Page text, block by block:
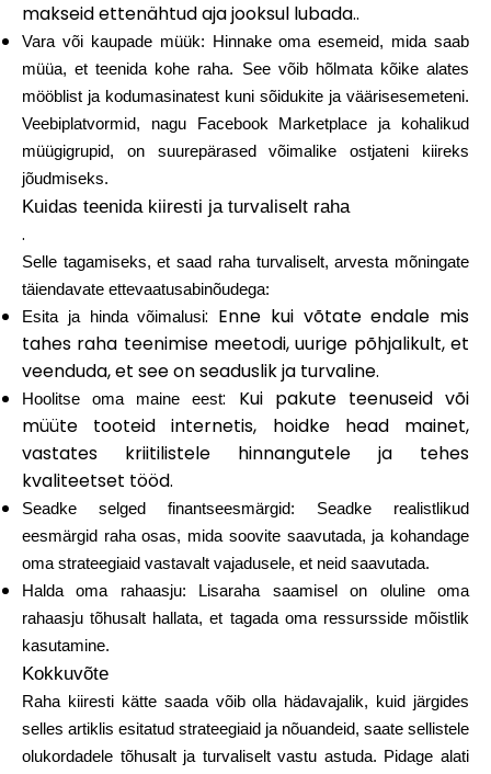
ask@scrambleup.com
+372 712 2955
makseid ettenähtud aja jooksul lubada..
Vara või kaupade müük: Hinnake oma esemeid, mida saab
müüa, et teenida kohe raha. See võib hõlmata kõike alates
mööblist ja kodumasinatest kuni sõidukite ja väärisesemeteni.
Veebiplatvormid, nagu Facebook Marketplace ja kohalikud
müügigrupid, on suurepärased võimalike ostjateni kiireks
jõudmiseks.
Kuidas teenida kiiresti ja turvaliselt raha
.
Selle tagamiseks, et saad raha turvaliselt, arvesta mõningate
täiendavate ettevaatusabinõudega:
Esita ja hinda võimalusi: Enne kui võtate endale mis
tahes raha teenimise meetodi, uurige põhjalikult, et
veenduda, et see on seaduslik ja turvaline.
Hoolitse oma maine eest: Kui pakute teenuseid või
müüte tooteid internetis, hoidke head mainet,
vastates kriitilistele hinnangutele ja tehes
kvaliteetset tööd.
Seadke selged finantseesmärgid: Seadke realistlikud
eesmärgid raha osas, mida soovite saavutada, ja kohandage
oma strateegiaid vastavalt vajadusele, et neid saavutada.
Halda oma rahaasju: Lisaraha saamisel on oluline oma
rahaasju tõhusalt hallata, et tagada oma ressursside mõistlik
kasutamine.
Kokkuvõte
Raha kiiresti kätte saada võib olla hädavajalik, kuid järgides
selles artiklis esitatud strateegiaid ja nõuandeid, saate sellistele
olukordadele tõhusalt ja turvaliselt vastu astuda. Pidage alati